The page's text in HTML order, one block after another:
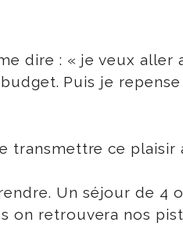
dire : « je veux
budget. Puis je
ce
Un séjour de 4
on retrouvera nos